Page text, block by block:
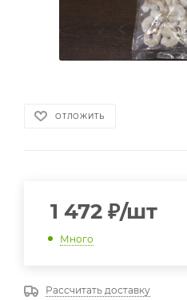
ОТЛОЖИТЬ
1 472 ₽/шт
Много
Рассчитать доставку